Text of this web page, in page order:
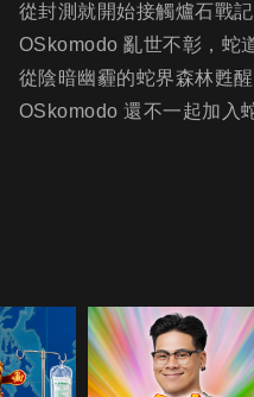
從封測就開始接觸爐石戰
OSkomodo 亂世不彰，蛇
從陰暗幽霾的蛇界森林甦
OSkomodo 還不一起加入